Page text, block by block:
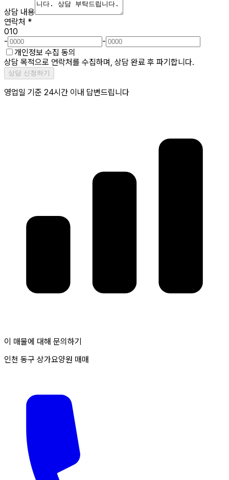
상담 내용
연락처 *
010
-
-
개인정보 수집 동의
상담 목적으로 연락처를 수집하며, 상담 완료 후 파기합니다.
상담 신청하기
영업일 기준 24시간 이내 답변드립니다
이 매물에 대해 문의하기
인천 동구 상가요양원 매매